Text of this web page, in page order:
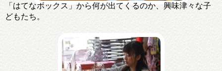
「はてなボックス」から何が出てくるのか、興味津々な子
どもたち。